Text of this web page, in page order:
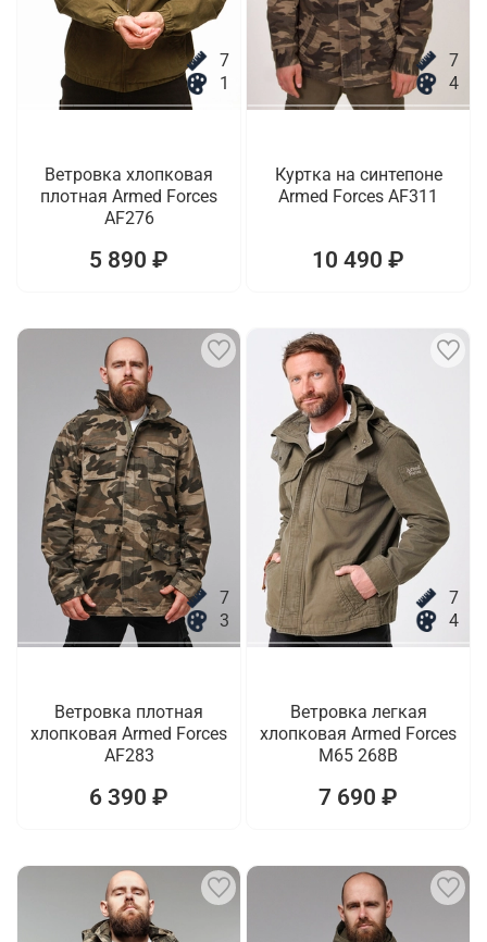
7
1
Ветровка хлопковая
плотная Armed Forces
AF276
5 890 ₽
7
4
Куртка на синтепоне
Armed Forces AF311
10 490 ₽
7
3
Ветровка плотная
хлопковая Armed Forces
AF283
6 390 ₽
7
4
Ветровка легкая
хлопковая Armed Forces
M65 268B
7 690 ₽